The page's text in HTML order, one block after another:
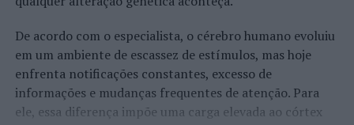
alquimistas, ficarão a saber mais sobre o projeto de
Lab, e descobrirão peças de cerâmica únicas pintadas
por uma artista local.
Os hóspedes mais jovens podem contar com atividades
divertidas organizadas pela equipaSix Senses, enquanto
De acordo com o especialista, o cérebro humano evoluiu
em um ambiente de escassez de estímulos, mas hoje
enfrenta notificações constantes, excesso de
informações e mudanças frequentes de atenção. Para
ele, essa diferença impõe uma carga elevada ao córtex